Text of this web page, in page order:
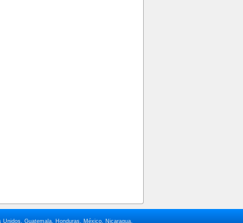
Guatemala, Honduras, México, Nicaragua,